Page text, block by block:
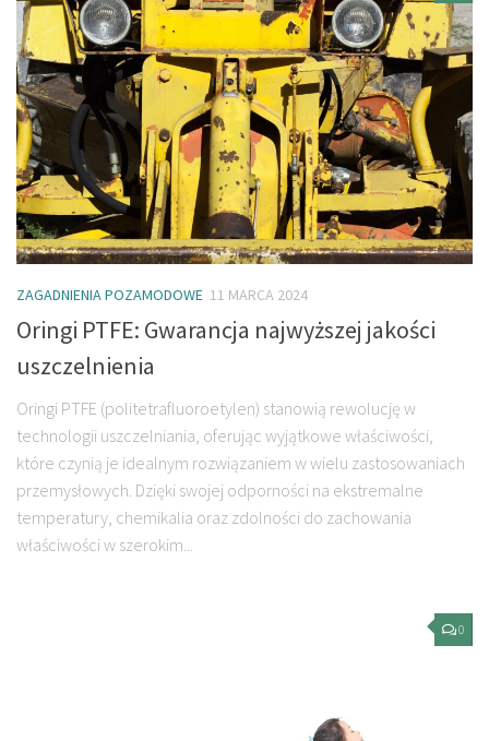
ZAGADNIENIA POZAMODOWE 11 MARCA 2024
Oringi PTFE: Gwarancja najwyższej jakości
uszczelnienia
Oringi PTFE (politetrafluoroetylen) stanowią rewolucję w
technologii uszczelniania, oferując wyjątkowe właściwości,
które czynią je idealnym rozwiązaniem w wielu zastosowaniach
przemysłowych. Dzięki swojej odporności na ekstremalne
temperatury, chemikalia oraz zdolności do zachowania
właściwości w szerokim...
0